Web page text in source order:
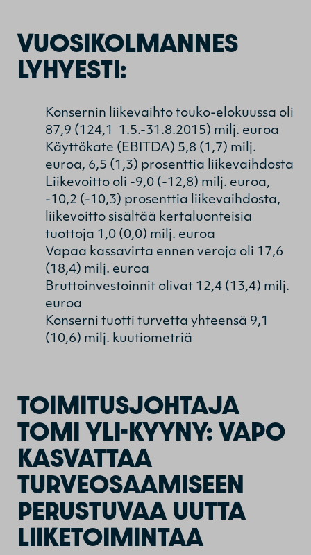
VUOSIKOLMANNES
LYHYESTI:
Konsernin liikevaihto touko-elokuussa oli
87,9 (124,1 1.5.-31.8.2015) milj. euroa
Käyttökate (EBITDA) 5,8 (1,7) milj.
euroa, 6,5 (1,3) prosenttia liikevaihdosta
Liikevoitto oli -9,0 (-12,8) milj. euroa,
-10,2 (-10,3) prosenttia liikevaihdosta,
liikevoitto sisältää kertaluonteisia
tuottoja 1,0 (0,0) milj. euroa
Vapaa kassavirta ennen veroja oli 17,6
(18,4) milj. euroa
Bruttoinvestoinnit olivat 12,4 (13,4) milj.
euroa
Konserni tuotti turvetta yhteensä 9,1
(10,6) milj. kuutiometriä
TOIMITUSJOHTAJA
TOMI YLI-KYYNY: VAPO
KASVATTAA
TURVEOSAAMISEEN
PERUSTUVAA UUTTA
LIIKETOIMINTAA